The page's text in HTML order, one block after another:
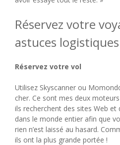
Réservez votre
astuces logistiques
Réservez votre vol
Utilisez Skyscanner ou
cher. Ce sont mes deux
ils recherchent des sites Web et
dans le monde entier afin que
rien n’est laissé au hasard.
ils ont la plus grande portée !